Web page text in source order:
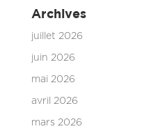
Archives
juillet 2026
juin 2026
mai 2026
avril 2026
mars 2026